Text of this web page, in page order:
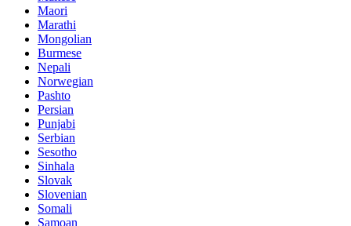
Maori
Marathi
Mongolian
Burmese
Nepali
Norwegian
Pashto
Persian
Punjabi
Serbian
Sesotho
Sinhala
Slovak
Slovenian
Somali
Samoan